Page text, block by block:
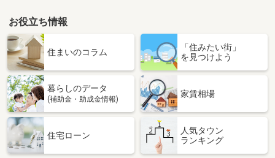
お役立ち情報
住まいのコラム
「住みたい街」
を見つけよう
暮らしのデータ
(補助金・助成金情報)
家賃相場
住宅ローン
人気タウン
ランキング